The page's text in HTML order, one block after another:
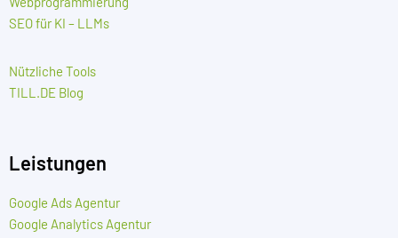
SEO für KI – LLMs
Nützliche Tools
TILL.DE Blog
Leistungen
Google Ads Agentur
Google Analytics Agentur